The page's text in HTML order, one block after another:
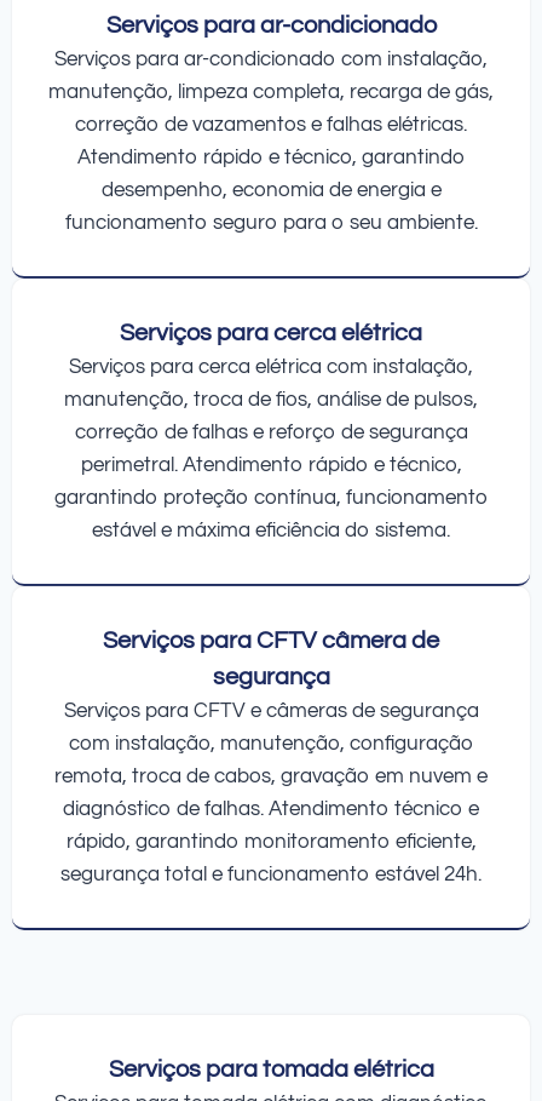
Serviços para ar-condicionado
Serviços para ar-condicionado com instalação,
manutenção, limpeza completa, recarga de gás,
correção de vazamentos e falhas elétricas.
Atendimento rápido e técnico, garantindo
desempenho, economia de energia e
funcionamento seguro para o seu ambiente.
Serviços para cerca elétrica
Serviços para cerca elétrica com instalação,
manutenção, troca de fios, análise de pulsos,
correção de falhas e reforço de segurança
perimetral. Atendimento rápido e técnico,
garantindo proteção contínua, funcionamento
estável e máxima eficiência do sistema.
Serviços para CFTV câmera de
segurança
Serviços para CFTV e câmeras de segurança
com instalação, manutenção, configuração
remota, troca de cabos, gravação em nuvem e
diagnóstico de falhas. Atendimento técnico e
rápido, garantindo monitoramento eficiente,
segurança total e funcionamento estável 24h.
Serviços para tomada elétrica